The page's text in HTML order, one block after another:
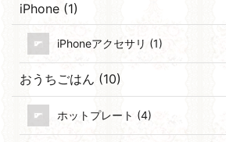
iPhone (1)
iPhoneアクセサリ (1)
おうちごはん (10)
ホットプレート (4)